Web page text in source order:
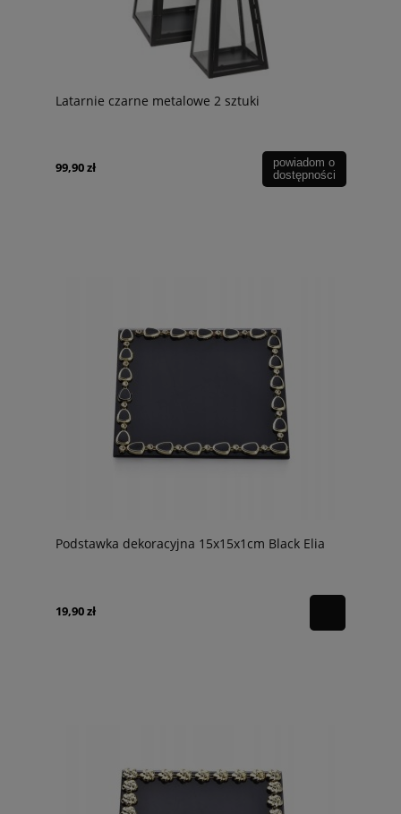
Latarnie czarne metalowe 2 sztuki
99,90 zł
powiadom o
dostępności
Podstawka dekoracyjna 15x15x1cm Black Elia
19,90 zł